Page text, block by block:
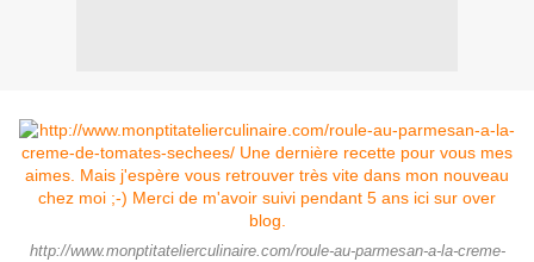
http://www.monptitatelierculinaire.com/roule-au-parmesan-a-la-creme-